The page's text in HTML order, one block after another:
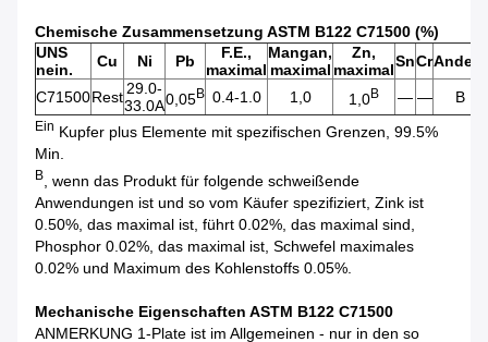
Chemische Zusammensetzung ASTM B122 C71500 (%)
UNS
nein.
Cu Ni Pb
F.E.,
maximal
Mangan,
maximal
Zn,
maximalSnCrAndere
C71500Rest29.0-
33.0A0,05B 0.4-1.0 1,0 1,0B — — B
Ein Kupfer plus Elemente mit spezifischen Grenzen, 99.5%
Min.
B
, wenn das Produkt für folgende schweißende
Anwendungen ist und so vom Käufer spezifiziert, Zink ist
0.50%, das maximal ist, führt 0.02%, das maximal sind,
Phosphor 0.02%, das maximal ist, Schwefel maximales
0.02% und Maximum des Kohlenstoffs 0.05%.
Mechanische Eigenschaften ASTM B122 C71500
ANMERKUNG 1-Plate ist im Allgemeinen - nur in den so